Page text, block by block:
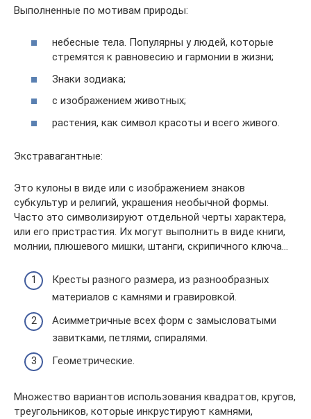
Выполненные по мотивам природы:
небесные тела. Популярны у людей, которые
стремятся к равновесию и гармонии в жизни;
Знаки зодиака;
с изображением животных;
растения, как символ красоты и всего живого.
Экстравагантные:
Это кулоны в виде или с изображением знаков
субкультур и религий, украшения необычной формы.
Часто это символизируют отдельной черты характера,
или его пристрастия. Их могут выполнить в виде книги,
молнии, плюшевого мишки, штанги, скрипичного ключа…
Кресты разного размера, из разнообразных
материалов с камнями и гравировкой.
Асимметричные всех форм с замысловатыми
завитками, петлями, спиралями.
Геометрические.
Множество вариантов использования квадратов, кругов,
треугольников, которые инкрустируют камнями,